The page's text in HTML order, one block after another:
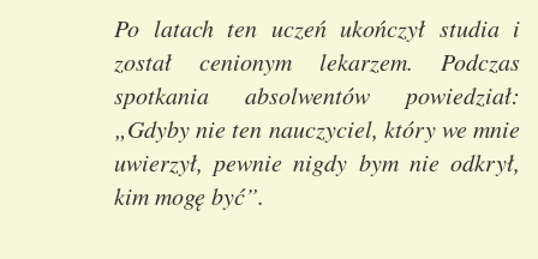
Po latach ten uczeń ukończył studia i
został cenionym lekarzem. Podczas
spotkania absolwentów powiedział:
„Gdyby nie ten nauczyciel, który we mnie
uwierzył, pewnie nigdy bym nie odkrył,
kim mogę być”.